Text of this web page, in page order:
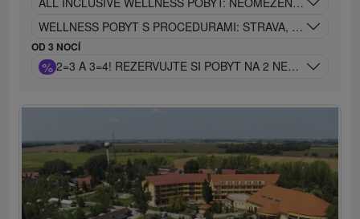
WELLNESS POBYT S PROCEDURAMI: STRAVA, BAZÉNY A
OD 3 NOCÍ
% 2=3 A 3=4! REZERVUJTE SI POBYT NA 2 NEBO 3 NOCI